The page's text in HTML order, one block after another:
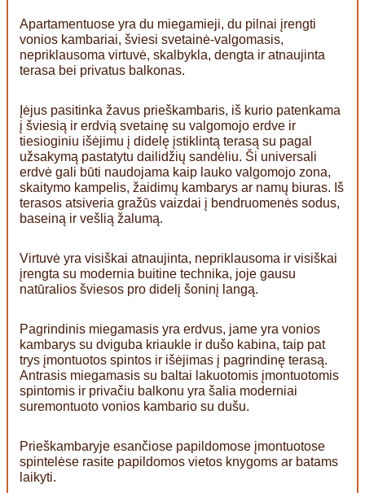
Apartamentuose yra du miegamieji, du pilnai įrengti
vonios kambariai, šviesi svetainė-valgomasis,
nepriklausoma virtuvė, skalbykla, dengta ir atnaujinta
terasa bei privatus balkonas.
Įėjus pasitinka žavus prieškambaris, iš kurio patenkama
į šviesią ir erdvią svetainę su valgomojo erdve ir
tiesioginiu išėjimu į didelę įstiklintą terasą su pagal
užsakymą pastatytu dailidžių sandėliu. Ši universali
erdvė gali būti naudojama kaip lauko valgomojo zona,
skaitymo kampelis, žaidimų kambarys ar namų biuras. Iš
terasos atsiveria gražūs vaizdai į bendruomenės sodus,
baseiną ir vešlią žalumą.
Virtuvė yra visiškai atnaujinta, nepriklausoma ir visiškai
įrengta su modernia buitine technika, joje gausu
natūralios šviesos pro didelį šoninį langą.
Pagrindinis miegamasis yra erdvus, jame yra vonios
kambarys su dviguba kriaukle ir dušo kabina, taip pat
trys įmontuotos spintos ir išėjimas į pagrindinę terasą.
Antrasis miegamasis su baltai lakuotomis įmontuotomis
spintomis ir privačiu balkonu yra šalia moderniai
suremontuoto vonios kambario su dušu.
Prieškambaryje esančiose papildomose įmontuotose
spintelėse rasite papildomos vietos knygoms ar batams
laikyti.